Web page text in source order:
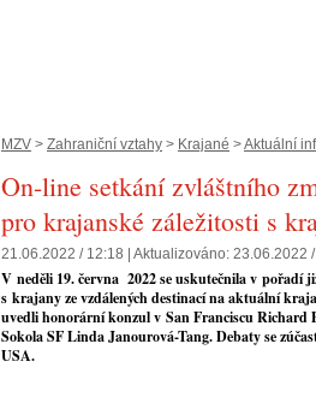
MZV > Zahraniční vztahy > Krajané >Aktuální
On-line setkání zvláštního
pro krajanské záležitosti s
21.06.2022 / 12:18 | Aktualizováno: 23.06.2022
V neděli 19. června 2022 se uskutečnila v pořadí
s krajany ze vzdálených destinací na aktuální
uvedli honorární konzul v San Franciscu Richard
Sokola SF Linda Janourová-Tang. Debaty se
USA.